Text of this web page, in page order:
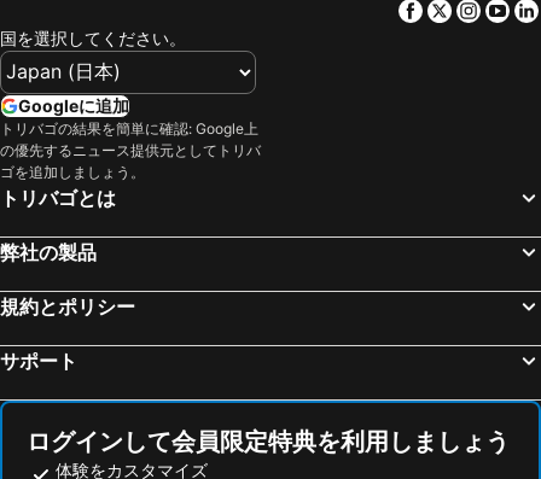
Facebook
Twitter
国を選択してください。
Googleに追加
トリバゴの結果を簡単に確認: Google上
の優先するニュース提供元としてトリバ
ゴを追加しましょう。
トリバゴとは
弊社の製品
規約とポリシー
サポート
ログインして会員限定特典を利用しましょう
体験をカスタマイズ